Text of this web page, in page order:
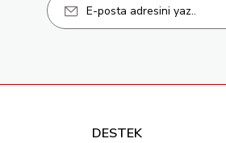
DESTEK